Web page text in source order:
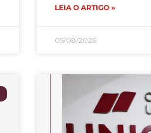
LEIA O ARTIGO »
05/08/2026